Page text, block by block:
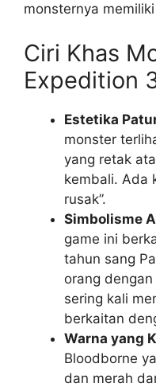
monsternya
Ciri Khas
Expedition
Estetika
monster
yang retak
kembali. Ada
rusak”.
Simbolisme
game ini
tahun sang
orang
sering kali
berkaitan
Warna yang
Bloodborne
dan merah